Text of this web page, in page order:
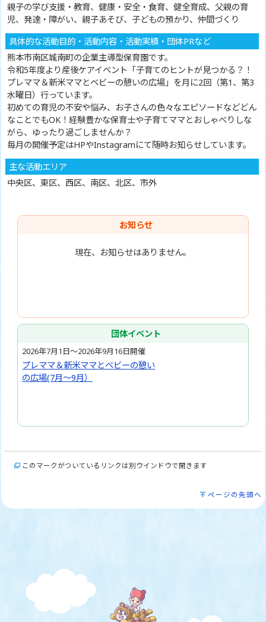
親子の学び支援・教育、健康・安全・食育、健全育成、父親の育
児、発達・障がい、親子あそび、子どもの預かり、仲間づくり
具体的な活動目的・活動内容・活動実績・団体PRなど
熊本市南区城南町の企業主導型保育園です。
令和5年度より産後ケアイベント「子育てのヒントが見つかる？！
プレママ＆新米ママとベビーの憩いの広場」を月に2回（第1、第3
水曜日）行っています。
初めての育児の不安や悩み、お子さんの色々なエピソードなどどん
なことでもOK！経験豊かな保育士や子育てママとおしゃべりしな
がら、ゆったり過ごしませんか？
毎月の開催予定はHPやInstagramにて随時お知らせしています。
主な活動エリア
中央区、東区、西区、南区、北区、市外
お知らせ
現在、お知らせはありません。
団体イベント
2026年7月1日～2026年9月16日開催
プレママ＆新米ママとベビーの憩い
の広場(7月～9月）
このマークがついているリンクは別ウインドウで開きます
ページの先頭へ